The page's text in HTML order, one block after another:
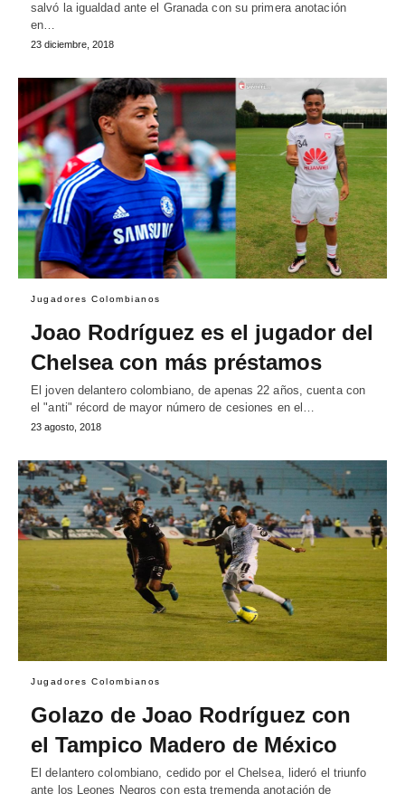
salvó la igualdad ante el Granada con su primera anotación
en…
23 diciembre, 2018
Jugadores Colombianos
Joao Rodríguez es el jugador del
Chelsea con más préstamos
El joven delantero colombiano, de apenas 22 años, cuenta con
el "anti" récord de mayor número de cesiones en el…
23 agosto, 2018
Jugadores Colombianos
Golazo de Joao Rodríguez con
el Tampico Madero de México
El delantero colombiano, cedido por el Chelsea, lideró el triunfo
ante los Leones Negros con esta tremenda anotación de